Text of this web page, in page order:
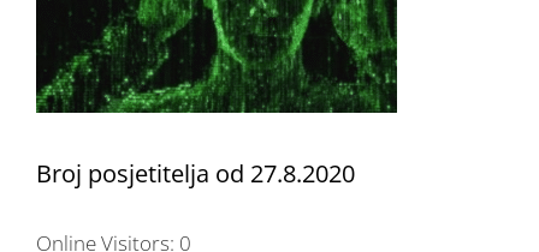
Broj posjetitelja od 27.8.2020
Online Visitors: 0